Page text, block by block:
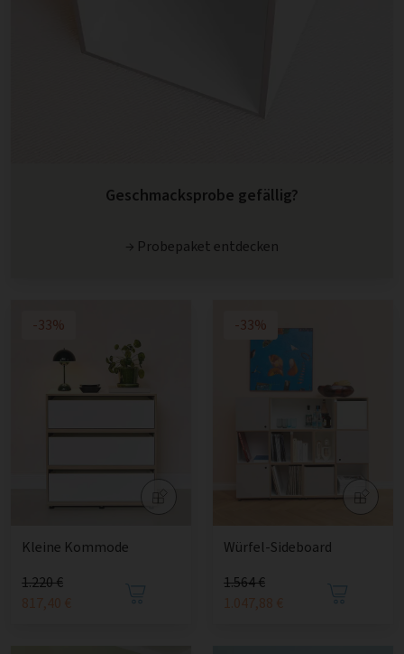
Geschmacksprobe gefällig?
→ Probepaket entdecken
-33%
Kleine Kommode
1.220 €
817,40 €
-33%
Würfel-Sideboard
1.564 €
1.047,88 €